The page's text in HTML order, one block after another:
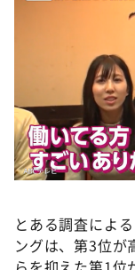
とある調査によ
ングは、第3位が